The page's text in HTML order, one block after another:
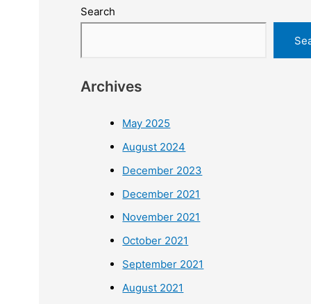
Search
Archives
May 2025
August 2024
December 2023
December 2021
November 2021
October 2021
September 2021
August 2021